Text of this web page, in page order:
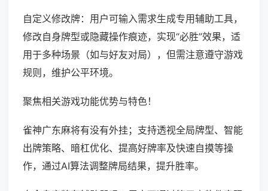
自定义修改牌：用户可输入需求生成专用辅助工具，
修改自身牌型或隐藏操作痕迹，实现“必胜”效果，适
用于多种场景（如与好友对局），但需注意遵守游戏
规则，维护公平环境。
聚焦相关游戏功能优势与特色！
雀神广东麻将有没有外挂；支持透视全局牌型、智能
出牌策略、暗杠优化、提高好牌率及快速自摸等操
作，通过AI算法调整牌局结果，提升胜率。